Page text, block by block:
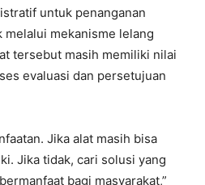
untuk penanganan
melalui mekanisme lelang
tersebut masih memiliki nilai
evaluasi dan persetujuan
Jika alat masih bisa
Jika tidak, cari solusi yang
bagi masyarakat,”